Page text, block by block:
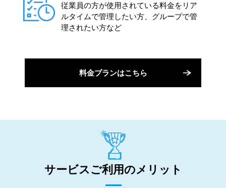
従業員の方が使用されている料金をリア
ルタイムで管理したい方、グループで管
理されたい方など
料金プランはこちら
サービスご利用のメリット